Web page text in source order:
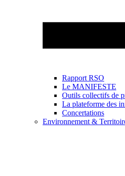
Rapport RSO
Le MANIFESTE
Outils collectifs de
La plateforme des
Concertations
Environnement &